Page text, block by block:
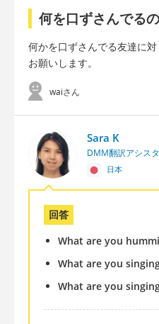
何を口ずさんでる
何かを口ずさんでる友達に
お願いします。
waiさん
Sara K
DMM翻訳アシス
日本
回答
What are you
What are you
What are you